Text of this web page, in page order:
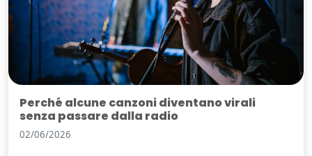
Perché alcune canzoni diventano virali
senza passare dalla radio
02/06/2026